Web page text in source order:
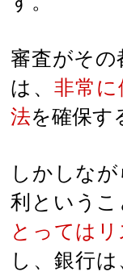
審査がその
は、 非常
法を確保す
しかしな
利という
とっては
し、銀行